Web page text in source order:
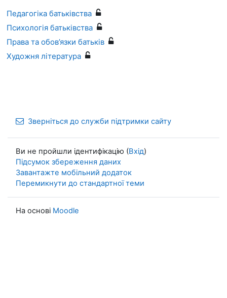
Педагогіка батьківства
Психологія батьківства
Права та обов’язки батьків
Художня література
Зверніться до служби підтримки сайту
Ви не пройшли ідентифікацію (Вхід)
Підсумок збереження даних
Завантажте мобільний додаток
Перемикнути до стандартної теми
На основі Moodle